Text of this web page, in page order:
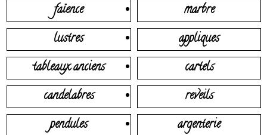
faïence
marbre
lustres
appliques
tableaux anciens
cartels
candelabres
reveils
pendules
argenterie